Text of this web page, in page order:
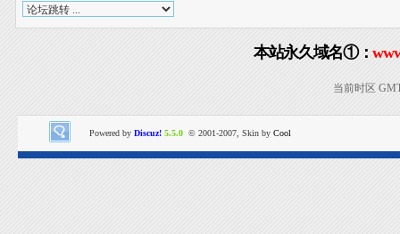
本站永久域名①：
当前时区
Powered by Discuz! 5.5.0 © 2001-2007, Skin by Cool